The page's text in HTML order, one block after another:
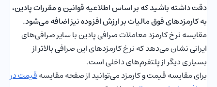
دقت داشته باشید که بر اساس اطلاعیه قوانین و مقررات پادین،
به کارمزدهای فوق مالیات بر ارزش افزوده نیز اضافه می‌شود.
مقایسه نرخ کارمزد معاملات صرافی پادین با سایر صرافی‌های
ایرانی نشان می‌دهد که نرخ کارمزدهای این صرافیبالاتراز
بسیاری دیگر از پلتفرم‌های داخلی است.
برای مقایسه قیمت و کارمزد می‌توانید از صفحه مقایسهقیمت در